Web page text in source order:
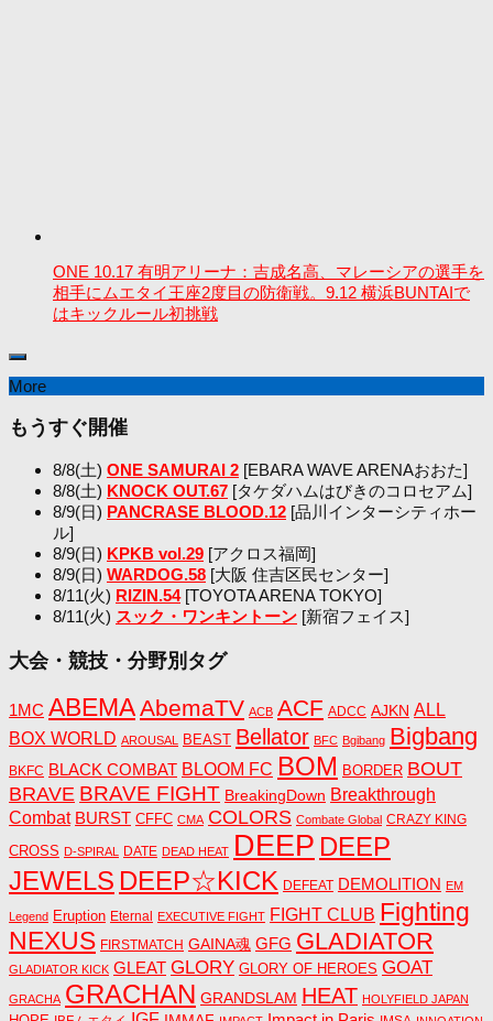
ONE 10.17 有明アリーナ：吉成名高、マレーシアの選手を
相手にムエタイ王座2度目の防衛戦。9.12 横浜BUNTAIで
はキックルール初挑戦
More
もうすぐ開催
8/8(土) ONE SAMURAI 2 [EBARA WAVE ARENAおおた]
8/8(土) KNOCK OUT.67 [タケダハムはびきのコロセアム]
8/9(日) PANCRASE BLOOD.12 [品川インターシティホー
ル]
8/9(日) KPKB vol.29 [アクロス福岡]
8/9(日) WARDOG.58 [大阪 住吉区民センター]
8/11(火) RIZIN.54[TOYOTA ARENA TOKYO]
8/11(火) スック・ワンキントーン [新宿フェイス]
大会・競技・分野別タグ
1MC ABEMAAbemaTV ACB ACF ADCC AJKN ALL
BOX WORLD AROUSAL BEAST Bellator BFC Bgibang Bigbang
BKFC BLACK COMBAT BLOOM FC BOM BORDER BOUT
BRAVE BRAVE FIGHT BreakingDown Breakthrough
Combat BURST CFFC CMA COLORS Combate Global CRAZY KING
CROSS D-SPIRAL DATE DEAD HEAT DEEP DEEP
JEWELS DEEP☆KICK DEFEAT DEMOLITION EM
Legend Eruption Eternal EXECUTIVE FIGHT FIGHT CLUB Fighting
NEXUS FIRSTMATCH GAINA魂 GFG GLADIATOR
GLADIATOR KICK GLEAT GLORY GLORY OF HEROES GOAT
GRACHA GRACHAN GRANDSLAM HEAT HOLYFIELD JAPAN